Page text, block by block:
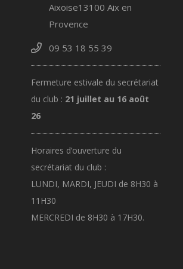
Aixoise13100 Aix en
Provence
09 53 18 55 39
Fermeture estivale du secrétariat
du club : 21 juillet au 16 août
26
Horaires d’ouverture du
secrétariat du club :
LUNDI, MARDI, JEUDI de 8H30 à
11H30
MERCREDI de 8H30 à 17H30.